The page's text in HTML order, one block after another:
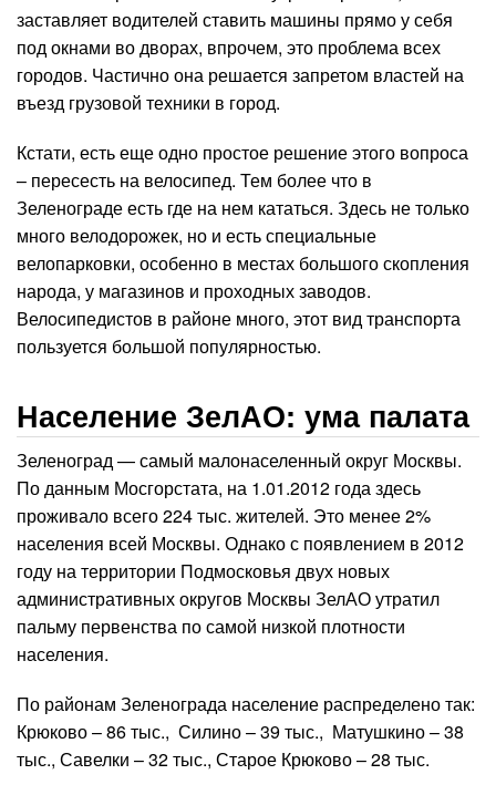
заставляет водителей ставить машины прямо у себя
под окнами во дворах, впрочем, это проблема всех
городов. Частично она решается запретом властей на
въезд грузовой техники в город.
Кстати, есть еще одно простое решение этого вопроса
– пересесть на велосипед. Тем более что в
Зеленограде есть где на нем кататься. Здесь не только
много велодорожек, но и есть специальные
велопарковки, особенно в местах большого скопления
народа, у магазинов и проходных заводов.
Велосипедистов в районе много, этот вид транспорта
пользуется большой популярностью.
Население ЗелАО: ума палата
Зеленоград — самый малонаселенный округ Москвы.
По данным Мосгорстата, на 1.01.2012 года здесь
проживало всего 224 тыс. жителей. Это менее 2%
населения всей Москвы. Однако с появлением в 2012
году на территории Подмосковья двух новых
административных округов Москвы ЗелАО утратил
пальму первенства по самой низкой плотности
населения.
По районам Зеленограда население распределено так:
Крюково – 86 тыс., Силино – 39 тыс., Матушкино – 38
тыс., Савелки – 32 тыс., Старое Крюково – 28 тыс.